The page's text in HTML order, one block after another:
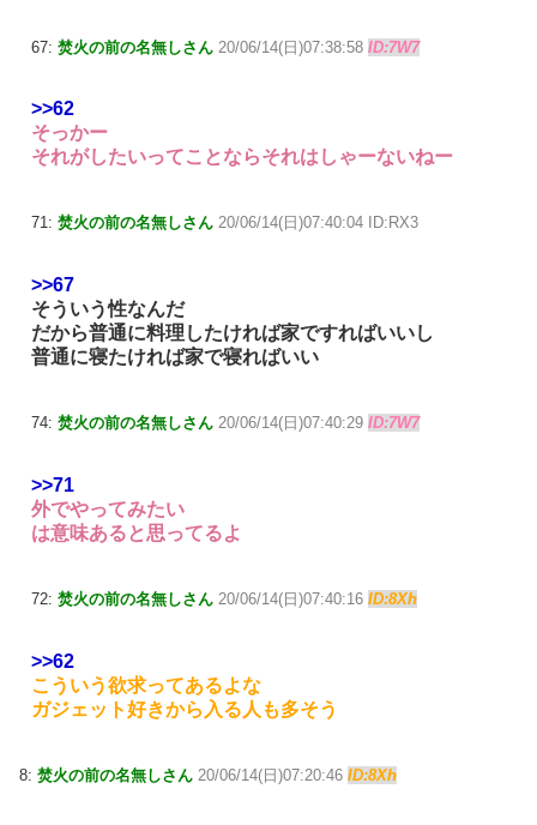
67: 焚火の前の名無しさん 20/06/14(日)07:38:58 ID:7W7
>>62
そっかー
それがしたいってことならそれはしゃーないねー
71: 焚火の前の名無しさん 20/06/14(日)07:40:04 ID:RX3
>>67
そういう性なんだ
だから普通に料理したければ家ですればいいし
普通に寝たければ家で寝ればいい
74: 焚火の前の名無しさん 20/06/14(日)07:40:29 ID:7W7
>>71
外でやってみたい
は意味あると思ってるよ
72: 焚火の前の名無しさん 20/06/14(日)07:40:16 ID:8Xh
>>62
こういう欲求ってあるよな
ガジェット好きから入る人も多そう
8: 焚火の前の名無しさん 20/06/14(日)07:20:46 ID:8Xh